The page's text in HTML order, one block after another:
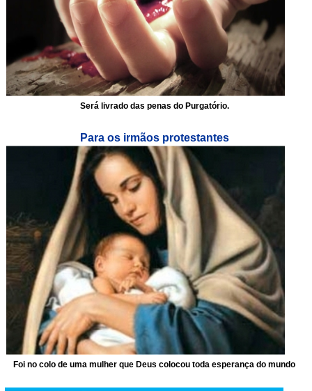
Será livrado das penas do Purgatório.
Para os irmãos protestantes
Foi no colo de uma mulher que Deus colocou toda esperança do mundo